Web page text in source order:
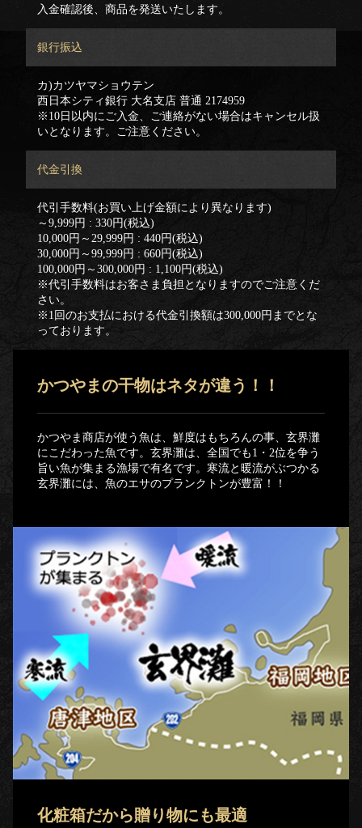
入金確認後、商品を発送いたします。
銀行振込
カ)カツヤマショウテン
西日本シティ銀行 大名支店 普通 2174959
※10日以内にご入金、ご連絡がない場合はキャンセル扱
いとなります。ご注意ください。
代金引換
代引手数料(お買い上げ金額により異なります)
～9,999円 : 330円(税込)
10,000円～29,999円 : 440円(税込)
30,000円～99,999円 : 660円(税込)
100,000円～300,000円 : 1,100円(税込)
※代引手数料はお客さま負担となりますのでご注意くだ
さい。
※1回のお支払における代金引換額は300,000円までとな
っております。
かつやまの干物はネタが違う！！
かつやま商店が使う魚は、鮮度はもちろんの事、玄界灘
にこだわった魚です。玄界灘は、全国でも1・2位を争う
旨い魚が集まる漁場で有名です。寒流と暖流がぶつかる
玄界灘には、魚のエサのプランクトンが豊富！！
化粧箱だから贈り物にも最適